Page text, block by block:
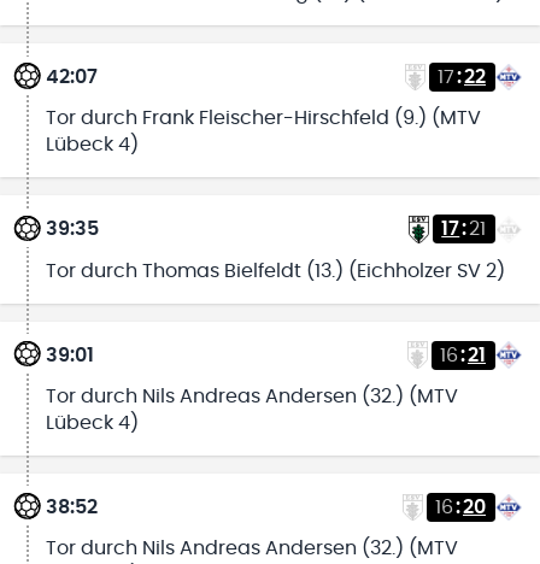
42:07 17:22
Tor durch Frank Fleischer-Hirschfeld (9.) (MTV
Lübeck 4)
39:35 17:21
Tor durch Thomas Bielfeldt (13.) (Eichholzer SV 2)
39:01 16:21
Tor durch Nils Andreas Andersen (32.) (MTV
Lübeck 4)
38:52 16:20
Tor durch Nils Andreas Andersen (32.) (MTV